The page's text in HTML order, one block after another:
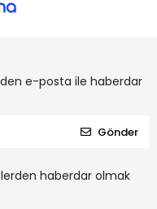
e-posta ile haberdar
Gönder
haberdar olmak